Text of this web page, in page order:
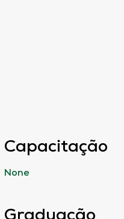
Capacitação
None